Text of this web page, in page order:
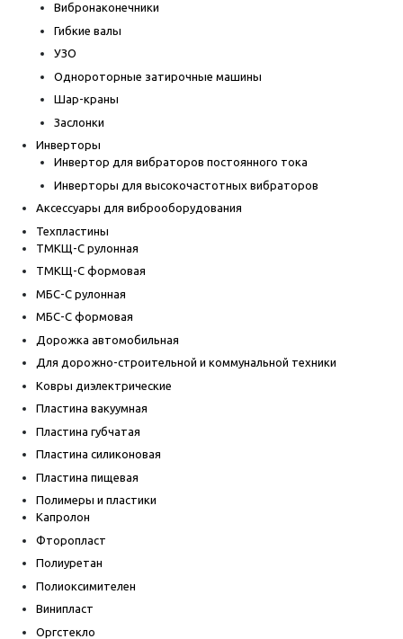
Вибронаконечники
Гибкие валы
УЗО
Однороторные затирочные машины
Шар-краны
Заслонки
Инверторы
Инвертор для вибраторов постоянного тока
Инверторы для высокочастотных вибраторов
Аксессуары для виброоборудования
Техпластины
ТМКЩ-С рулонная
ТМКЩ-С формовая
МБС-С рулонная
МБС-С формовая
Дорожка автомобильная
Для дорожно-строительной и коммунальной техники
Ковры диэлектрические
Пластина вакуумная
Пластина губчатая
Пластина силиконовая
Пластина пищевая
Полимеры и пластики
Капролон
Фторопласт
Полиуретан
Полиоксимителен
Винипласт
Оргстекло